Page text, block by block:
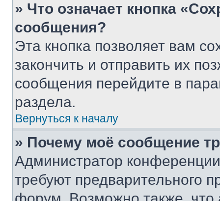
» Что означает кнопка
сообщения?
Эта кнопка позволяет вам
закончить и отправить их
сообщения перейдите в
раздела.
Вернуться к началу
» Почему моё сообщение
Администратор
требуют предварительного